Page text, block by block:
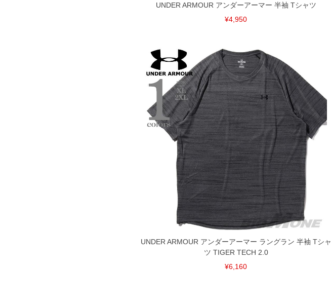
UNDER ARMOUR アンダーアーマー 半袖 Tシャツ
¥4,950
UNDER ARMOUR アンダーアーマー ラングラン 半袖 Tシャ
ツ TIGER TECH 2.0
¥6,160